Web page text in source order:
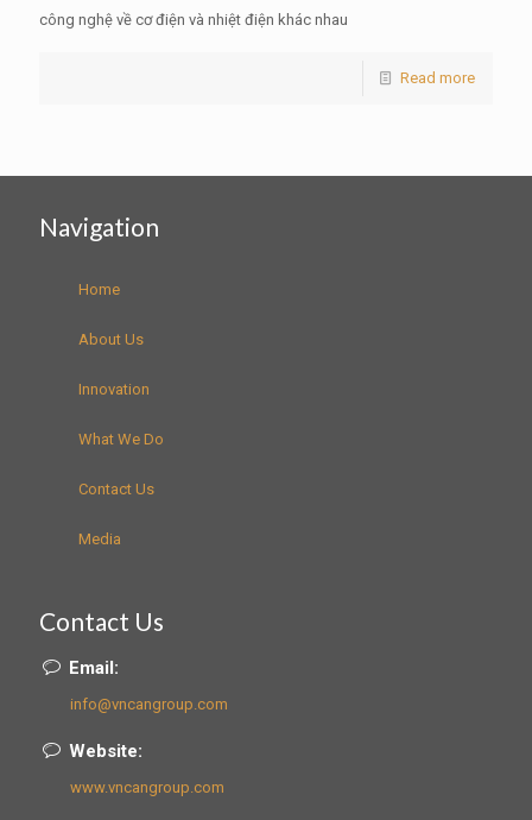
công nghệ về cơ điện và nhiệt điện khác nhau
Read more
Navigation
Home
About Us
Innovation
What We Do
Contact Us
Media
Contact Us
Email:
info@vncangroup.com
Website:
www.vncangroup.com